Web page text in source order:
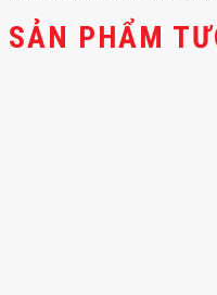
SẢN PHẨM